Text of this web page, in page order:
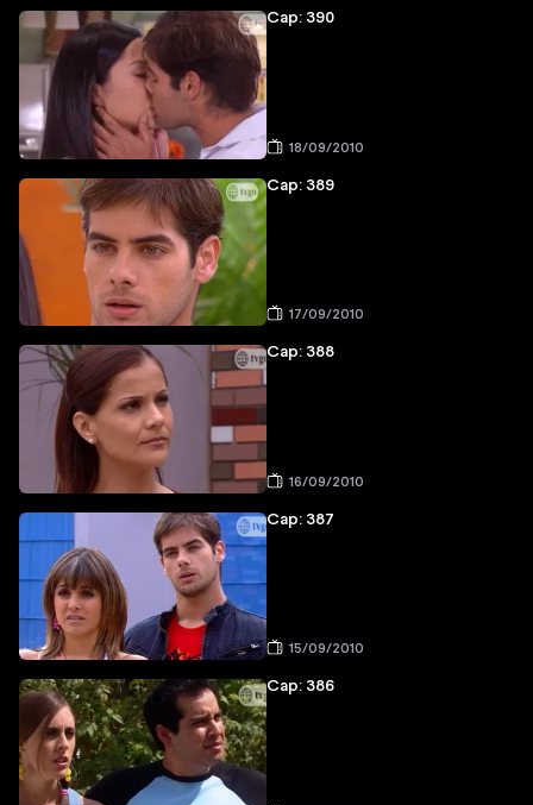
Cap: 390
18/09/2010
Cap: 389
17/09/2010
Cap: 388
16/09/2010
Cap: 387
15/09/2010
Cap: 386